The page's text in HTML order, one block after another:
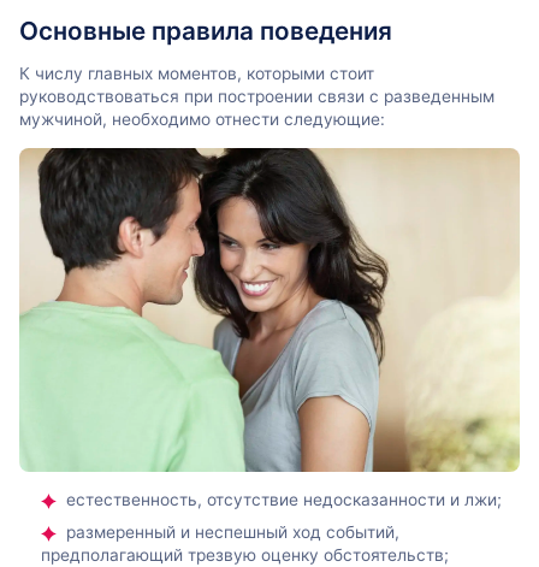
Основные правила поведения
К числу главных моментов, которыми стоит
руководствоваться при построении связи с разведенным
мужчиной, необходимо отнести следующие:
естественность, отсутствие недосказанности и лжи;
размеренный и неспешный ход событий,
предполагающий трезвую оценку обстоятельств;